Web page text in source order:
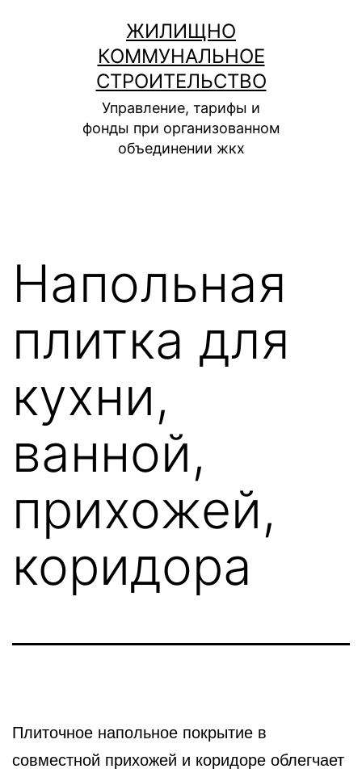
содержимому
ЖИЛИЩНО
КОММУНАЛЬНОЕ
СТРОИТЕЛЬСТВО
Управление, тарифы и
фонды при организованном
объединении жкх
Напольная
плитка для
кухни,
ванной,
прихожей,
коридора
Плиточное напольное покрытие в
совместной прихожей и коридоре облегчает